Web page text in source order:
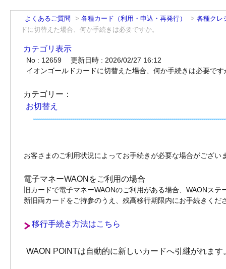
よくあるご質問 > 各種カード（利用・申込・再発行） > 各種クレ
ドに切替えた場合、何か手続きは必要ですか。
カテゴリ表示
No : 12659
更新日時 : 2026/02/27 16:12
イオンゴールドカードに切替えた場合、何か手続きは必要です
カテゴリー：
お切替え
お客さまのご利用状況によってお手続きが必要な場合がござい
電子マネーWAONをご利用の場合
旧カードで電子マネーWAONのご利用がある場合、WAONス
新旧両カードをご持参のうえ、残高移行期限内にお手続きくだ
移行手続き方法はこちら
WAON POINTは自動的に新しいカードへ引継がれます